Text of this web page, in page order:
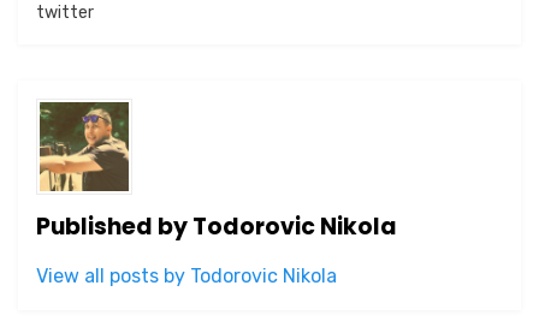
twitter
Published byTodorovic Nikola
View all posts by Todorovic Nikola